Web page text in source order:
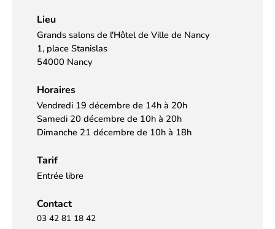
Lieu
Grands salons de l'Hôtel de Ville de Nancy
1, place Stanislas
54000 Nancy
Horaires
Vendredi 19 décembre de 14h à 20h
Samedi 20 décembre de 10h à 20h
Dimanche 21 décembre de 10h à 18h
Tarif
Entrée libre
Contact
03 42 81 18 42